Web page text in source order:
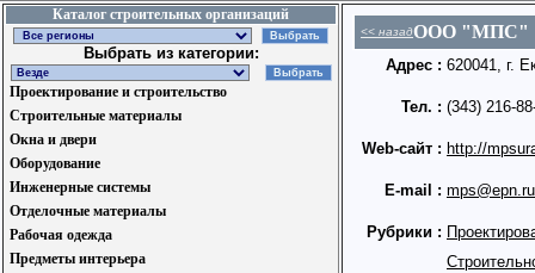
Каталог строительных организаций
Выбрать из категории:
Проектирование и строительство
Строительные материалы
Окна и двери
Оборудование
Инженерные системы
Отделочные материалы
Рабочая одежда
Предметы интерьера
<< назадООО "МПС"
Адрес : 620041, г.
Тел. : (343) 216-
Web-сайт : http://
E-mail : mps@epn.ru
Рубрики :